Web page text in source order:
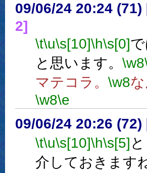
09/06/24 20:24 (71)
2]
\t\u\s[10]\h\s[0]
と思います。 \w8
マテコラ。 \w8
\w8\e
09/06/24 20:26 (72)
\t\u\s[10]\h\s[5]
介しておきます